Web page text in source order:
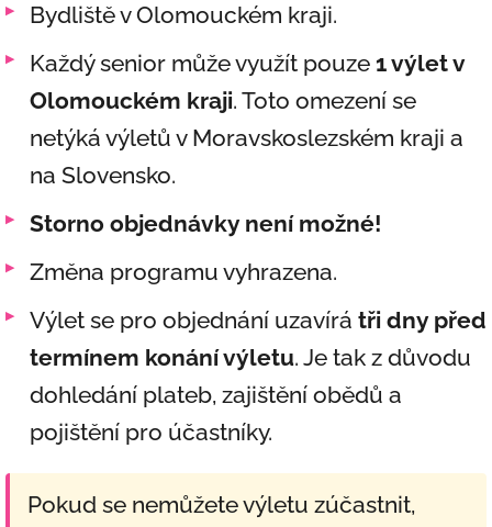
Bydliště v Olomouckém kraji.
Každý senior může využít pouze 1 výlet v
Olomouckém kraji. Toto omezení se
netýká výletů v Moravskoslezském kraji a
na Slovensko.
Storno objednávky není možné!
Změna programu vyhrazena.
Výlet se pro objednání uzavírá tři dny před
termínem konání výletu. Je tak z důvodu
dohledání plateb, zajištění obědů a
pojištění pro účastníky.
Pokud se nemůžete výletu zúčastnit,